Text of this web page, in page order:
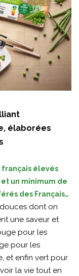
élaborées
français élevés
un minimum de
des Français…
dont on
une saveur et
pour les
pour les
et enfin vert pour
la vie tout en